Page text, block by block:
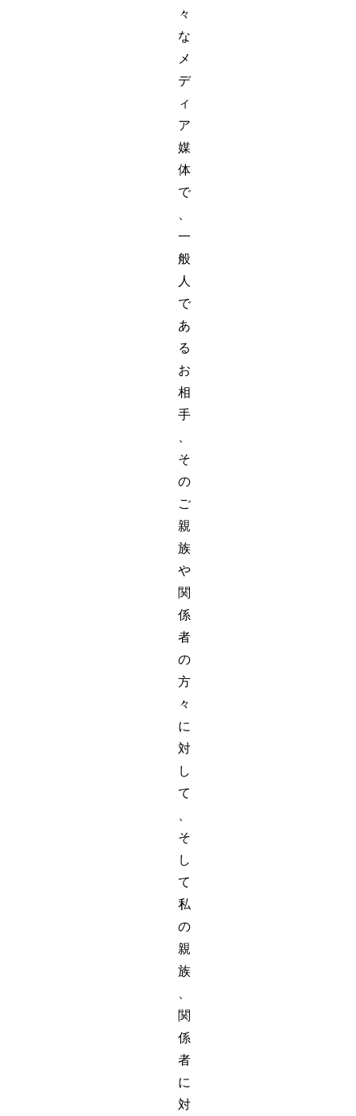
々
な
メ
デ
ィ
ア
媒
体
で
、
一
般
人
で
あ
る
お
相
手
、
そ
の
ご
親
族
や
関
係
者
の
方
々
に
対
し
て
、
そ
し
て
私
の
親
族
、
関
係
者
に
対